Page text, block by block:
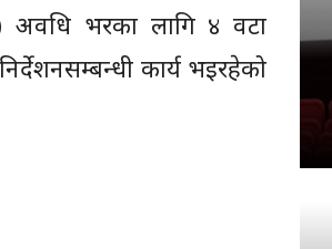
अवधि भरका लागि ४ वटा
कार्य भइरहेको